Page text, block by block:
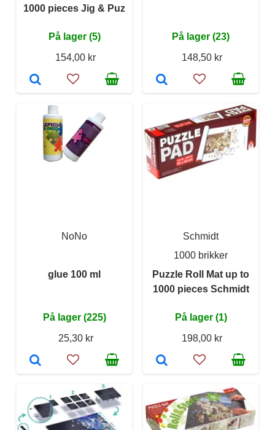
1000 pieces Jig & Puz
På lager (5)
154,00 kr
På lager (23)
148,50 kr
NoNo
glue 100 ml
På lager (225)
25,30 kr
Schmidt
1000 brikker
Puzzle Roll Mat up to
1000 pieces Schmidt
På lager (1)
198,00 kr